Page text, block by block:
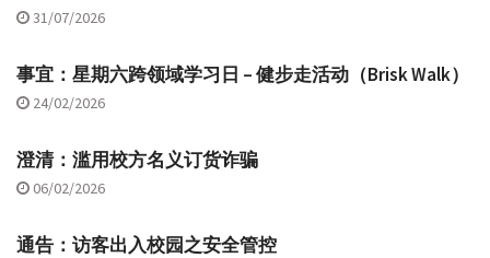
31/07/2026
事宜：星期六跨领域学习日 – 健步走活动（Brisk Walk）
24/02/2026
澄清：滥用校方名义订货诈骗
06/02/2026
通告：访客出入校园之安全管控